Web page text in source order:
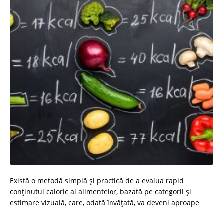
Există o metodă simplă și practică de a evalua rapid
conținutul caloric al alimentelor, bazată pe categorii și
estimare vizuală, care, odată învățată, va deveni aproape